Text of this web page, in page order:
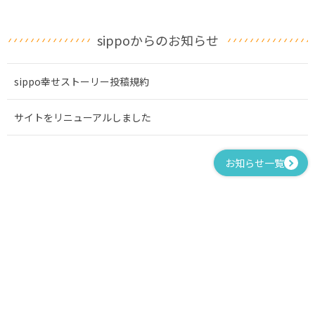
sippoからのお知らせ
sippo幸せストーリー投稿規約
サイトをリニューアルしました
お知らせ一覧